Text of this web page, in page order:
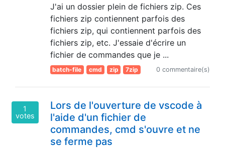
J'ai un dossier plein de fichiers zip. Ces
fichiers zip contiennent parfois des
fichiers zip, qui contiennent parfois des
fichiers zip, etc. J'essaie d'écrire un
fichier de commandes que je ...
batch-file cmd zip 7zip 0 commentaire(s)
1
votes
Lors de l'ouverture de vscode à
l'aide d'un fichier de
commandes, cmd s'ouvre et ne
se ferme pas